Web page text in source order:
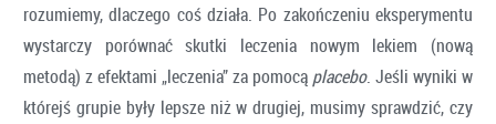
rozumiemy, dlaczego coś działa. Po zakończeniu eksperymentu
wystarczy porównać skutki leczenia nowym lekiem (nową
metodą) z efektami „leczenia” za pomocą placebo. Jeśli wyniki w
którejś grupie były lepsze niż w drugiej, musimy sprawdzić, czy